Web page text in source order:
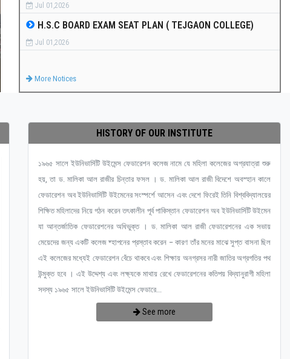
Jul 01,2026
H.S.C BOARD EXAM SEAT PLAN ( TEJGAON COLLEGE)
Jul 01,2026
More Notices
HISTORY OF OUR INSTITUTE
১৯৬৫ সালে ইউনিভার্সিটি উইমেন্স ফেডারেশন কলেজ নামে যে মহিলা কলেজের অগ্রযাত্রা শুরু
হয়, তা ড. মালিকা আল রাজীর চিন্তার ফসল । ড. মালিকা আল রাজী বিদেশে অবস্হান কালে
ফেডারেশন অব ইউনিভার্সিটি উইমেনের সংস্পর্শে আসেন এবং দেশে ফিরেই তিনি বিশ্ববিদ্যালয়ের
শিক্ষিত মহিলাদের নিয়ে গঠন করেন তৎকালীন পূর্ব পাকিস্তান ফেডারেশন অব ইউনিভার্সিটি উইমেন
যা আন্তর্জাতিক ফেডারেশনের অধিভুক্ত । ড. মালিকা আল রাজী ফেডারেশনের এক সভায়
মেয়েদের জন্য একটি কলেজ ষ্হাপনের প্রস্তাব করেন – কারণ তাঁর মনের মাঝে সুপ্ত বাসনা ছিল
এই কলেজের মধ্যেই ফেডারেশন বেঁচে থাকবে এবং শিক্ষায় অনগ্রসর নারী জাতির অগ্রগতির পথ
উন্মুক্ত হবে । এই উদ্দেশ্য এবং লক্ষ্যকে মাথায় রেখে ফেডারেশনের কতিপয় বিদ্যানুরাগী মহিলা
সদস্য ১৯৬৫ সালে ইউনিভার্সিটি উইমেন্স ফেডারে...
See more